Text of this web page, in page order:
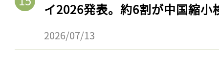
イ2026発表。約6割が中国縮小
2026/07/13